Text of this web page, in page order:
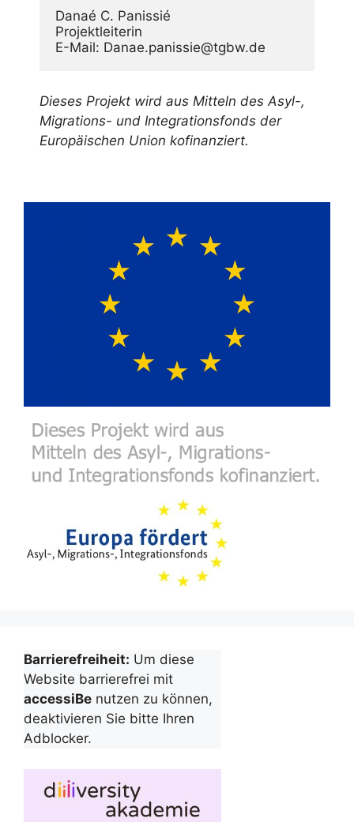
Danaé C. Panissié
Projektleiterin
E-Mail: Danae.panissie@tgbw.de
Dieses Projekt wird aus Mitteln des Asyl-,
Migrations- und Integrationsfonds der
Europäischen Union kofinanziert.
Barrierefreiheit: Um diese
Website barrierefrei mit
accessiBe nutzen zu können,
deaktivieren Sie bitte Ihren
Adblocker.